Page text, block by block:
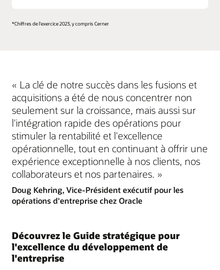
*Chiffres de l'exercice 2023, y compris Cerner
« La clé de notre succès dans les fusions et
acquisitions a été de nous concentrer non
seulement sur la croissance, mais aussi sur
l'intégration rapide des opérations pour
stimuler la rentabilité et l'excellence
opérationnelle, tout en continuant à offrir une
expérience exceptionnelle à nos clients, nos
collaborateurs et nos partenaires. »
Doug Kehring, Vice-Président exécutif pour les
opérations d'entreprise chez Oracle
Découvrez le Guide stratégique pour
l'excellence du développement de
l'entreprise